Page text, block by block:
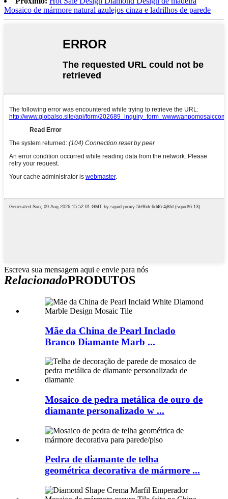
Mosaico de mármore natural azulejos cinza e ladrilhos de parede
Escreva sua mensagem aqui e envie para nós
RelacionadoPRODUTOS
Mãe da China de Pearl Inclado
Branco Diamante Marb ...
Mosaico de pedra metálica de ouro de
diamante personalizado w ...
Pedra de diamante de telha
geométrica decorativa de mármore ...